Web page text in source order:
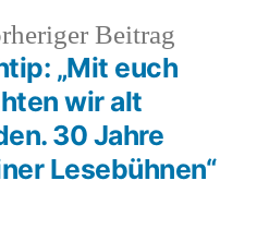
Beitrag
Beitrag:
„Mit euch
wir alt
30 Jahre
Lesebühnen“